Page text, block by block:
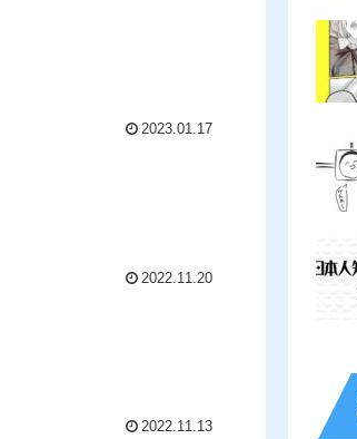
2023.01.17
2022.11.20
2022.11.13